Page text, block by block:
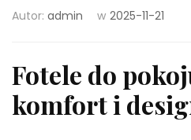
Autor: admin w 2025-11-21
Fotele do
komfort i